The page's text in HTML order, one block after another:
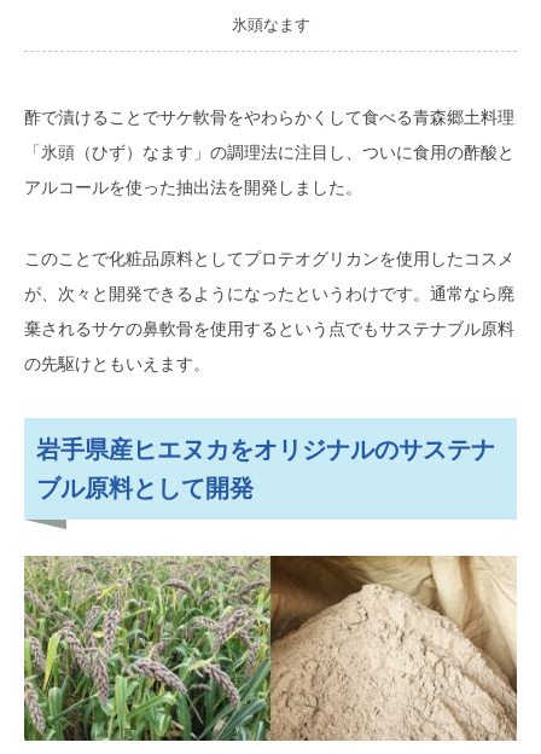
氷頭なます
酢で漬けることでサケ軟骨をやわらかくして食べる青森郷土料理
「氷頭（ひず）なます」の調理法に注目し、ついに食用の酢酸と
アルコールを使った抽出法を開発しました。
このことで化粧品原料としてプロテオグリカンを使用したコスメ
が、次々と開発できるようになったというわけです。通常なら廃
棄されるサケの鼻軟骨を使用するという点でもサステナブル原料
の先駆けともいえます。
岩手県産ヒエヌカをオリジナルのサステナ
ブル原料として開発